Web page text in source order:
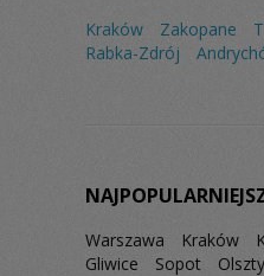
Kraków Zakopane
Rabka-Zdrój
Warszawa Kraków
Gliwice
Sopot